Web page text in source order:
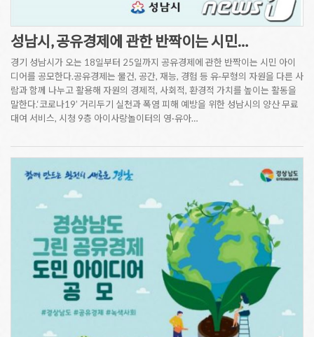
성남시, 공유경제에 관한 반짝이는 시민…
경기 성남시가 오는 18일부터 25일까지 공유경제에 관한 반짝이는 시민 아이
디어를 공모한다.공유경제는 물건, 공간, 재능, 경험 등 유·무형의 자원을 다른 사
람과 함께 나누고 활용해 자원의 경제적, 사회적, 환경적 가치를 높이는 활동을
말한다.‘코로나19’ 거리두기 실천과 폭염 피해 예방을 위한 성남시의 양산 무료
대여 서비스, 시청 9층 아이사랑놀이터의 영·유아…